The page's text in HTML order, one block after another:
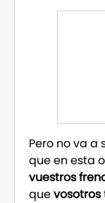
Pero no va a
que en esta
vuestros
quevosotros